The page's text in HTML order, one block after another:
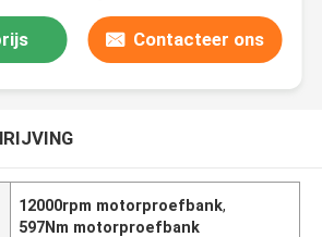
Contacteer ons
12000rpm motorproefbank,
597Nm motorproefbank